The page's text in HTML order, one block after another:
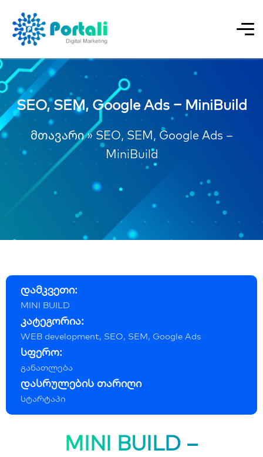
SEO, SEM, Google Ads – MiniBuild
მთავარი»SEO, SEM, Google Ads –
MiniBuild
დამკვეთი:
MINI BUILD
კატეგორია:
WEB development, SEO, SEM, Google Ads
სფერო:
განათლება
დასრულების თარიღი
სტარტაპი
MINI BUILD –